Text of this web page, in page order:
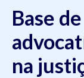
Base
na